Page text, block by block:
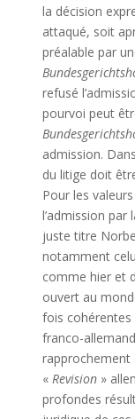
la décision
attaqué, soit
préalable par
refusé
pourvoi peut
admission.
du litige doit
Pour les
l’admission par
juste titre
notamment
comme hier et
ouvert au
fois cohérentes
franco-
rapprochement
« Revision»
profondes